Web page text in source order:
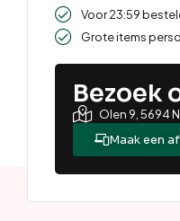
Voor 23:59
Grote items
Bezoek
Olen 9, 5694
Maak een